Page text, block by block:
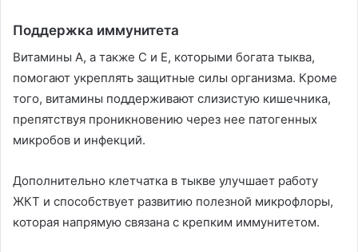
Поддержка иммунитета
Витамины A, а также C и E, которыми богата тыква,
помогают укреплять защитные силы организма. Кроме
того, витамины поддерживают слизистую кишечника,
препятствуя проникновению через нее патогенных
микробов и инфекций.
Дополнительно клетчатка в тыкве улучшает работу
ЖКТ и способствует развитию полезной микрофлоры,
которая напрямую связана с крепким иммунитетом.